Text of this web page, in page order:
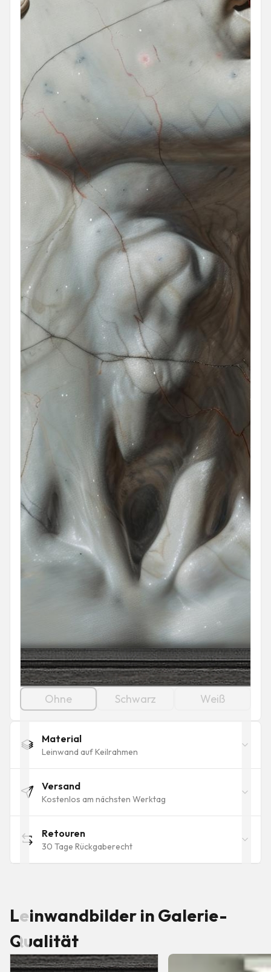
Ohne Schwarz Weiß
Material
Leinwand auf Keilrahmen
Versand
Kostenlos am nächsten Werktag
Retouren
30 Tage Rückgaberecht
Leinwandbilder in Galerie-
Qualität